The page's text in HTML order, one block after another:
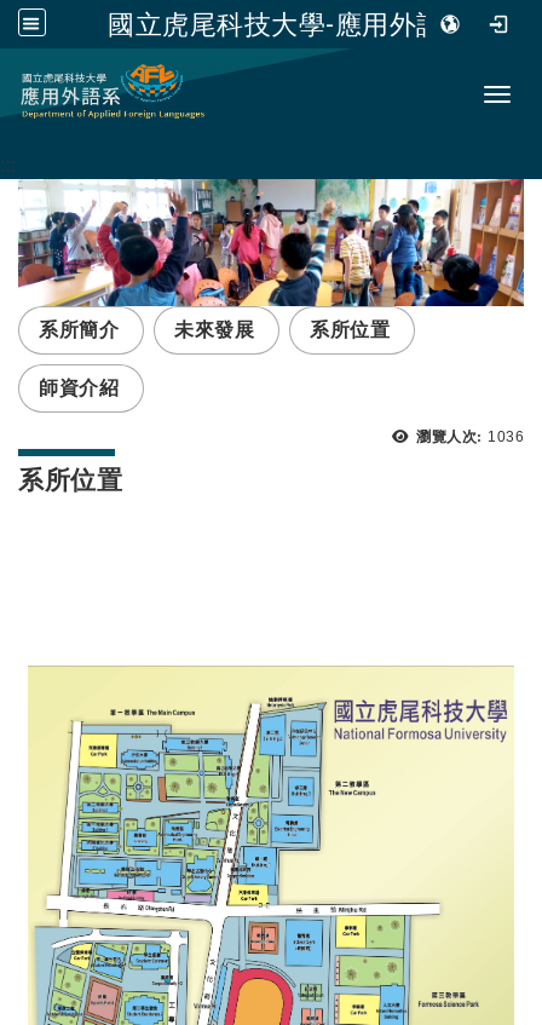
國立虎尾科技大學-應用外語系
跳到主要內容
:::
系所簡介 未來發展 系所位置
師資介紹
瀏覽人次: 瀏覽
1036
系所位置